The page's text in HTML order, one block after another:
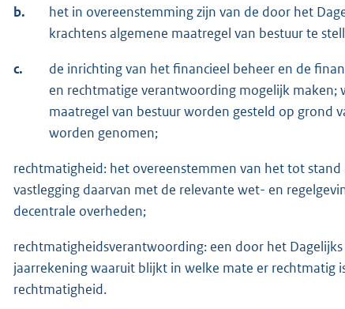
b.
het in overeenstemming zijn van de door het
krachtens algemene maatregel van bestuur te
c.
de inrichting van het financieel beheer en de
en rechtmatige verantwoording mogelijk maken;
maatregel van bestuur worden gesteld op grond
worden genomen;
rechtmatigheid: het overeenstemmen van het tot
vastlegging daarvan met de relevante wet- en
decentrale overheden;
rechtmatigheidsverantwoording: een door het
jaarrekening waaruit blijkt in welke mate er rechtmatig
rechtmatigheid.